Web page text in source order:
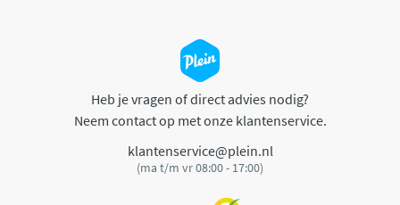
Heb je vragen of direct advies nodig?
Neem contact op met onze klantenservice.
klantenservice@plein.nl
(ma t/m vr 08:00 - 17:00)